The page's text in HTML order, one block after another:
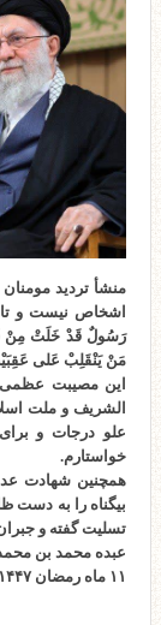
منشأ تردید
اشخاص نیست و تا
رَسُولٌ قَدْ خَلَتْ مِنْ
مَنْ يَنْقَلِبْ عَلى‌
این مصیبت عظمی
الشریف و ملت
علو درجات و
خواستارم.
همچنین شهادت
بیگناه را به دست
تسلیت گفته و
عبده محمد بن
۱۱ ماه رمضان ۱۴۴۷